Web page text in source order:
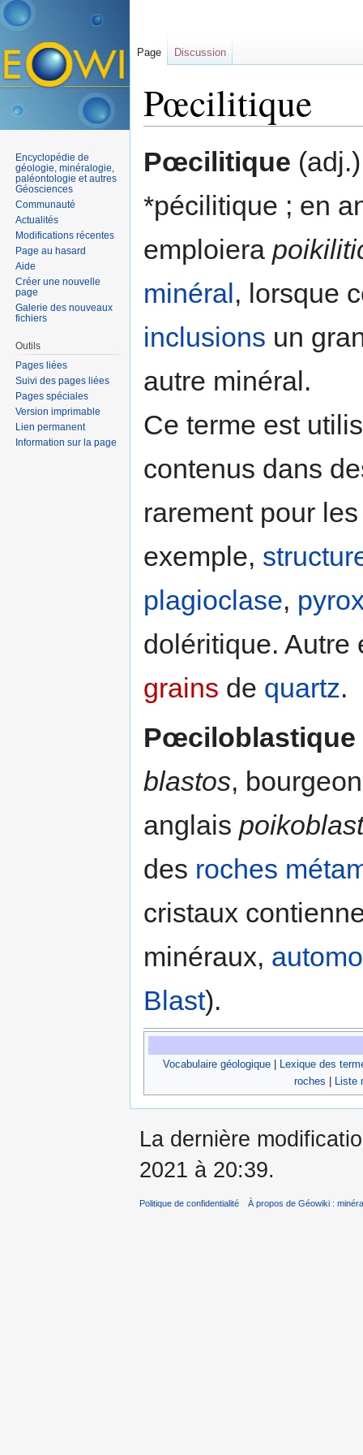
Pœcilitique
Pœcilitique
*pécilitique ; en
emploiera
minéral , lorsque
inclusions un
autre minéral.
Ce terme est
contenus dans
rarement pour
exemple,
plagioclase,
doléritique.
grains de quartz.
Pœciloblastique
blastos,
anglais
des roches
cristaux
minéraux,
Blast).
Vocabulaire géologique
Lexique des
roches
Liste
Page Discussion
Encyclopédie de
géologie, minéralogie,
paléontologie et autres
Géosciences
Communauté
Actualités
Modifications récentes
Page au hasard
Aide
Créer une nouvelle
page
Galerie des nouveaux
fichiers
Outils
Pages liées
Suivi des pages liées
Pages spéciales
Version imprimable
Lien permanent
Information sur la page
La dernière
2021 à 20:39.
Politique de confidentialité À propos de Géowiki :